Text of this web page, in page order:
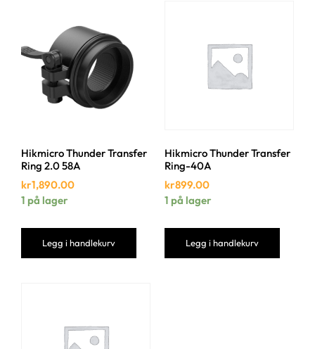
Hikmicro Thunder Transfer
Ring 2.0 58A
kr1,890.00
1 på lager
Legg i handlekurv
Hikmicro Thunder Transfer
Ring-40A
kr899.00
1 på lager
Legg i handlekurv